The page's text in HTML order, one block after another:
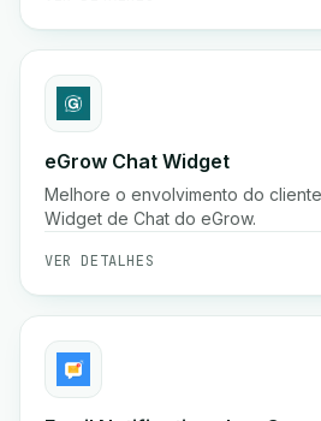
envolver clientes e gerir
eGrow Chat Widget
Melhore o envolvimento do
Widget de Chat do eGrow.
VER DETALHES